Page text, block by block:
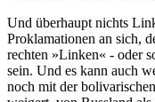
Und überhaupt nichts
Proklamationen an sich,
rechten »Linken« - oder
sein. Und es kann auch
noch mit der